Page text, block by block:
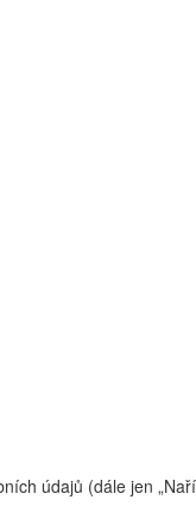
údajů (dále jen